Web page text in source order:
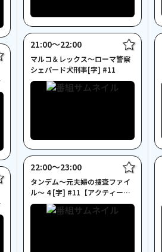
21:00〜22:00
マルコ＆レックス～ローマ警察
シェパード犬刑事[字] #11
22:00〜23:00
タンデム～元夫婦の捜査ファイ
ル～ 4 [字] #11【アクティープ
ライム10】